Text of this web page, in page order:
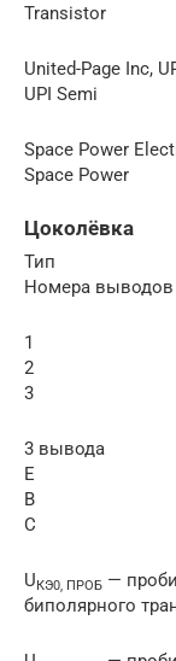
Transistor
United-Page Inc,
UPI Semi
Space Power
Space Power
Цоколёвка
Тип
Номера выводов
1
2
3
3 вывода
E
B
C
UКЭ0, ПРОБ —
биполярного